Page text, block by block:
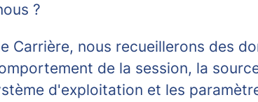
?
Carrière, nous recueillerons des
de la session, la
d'exploitation et les